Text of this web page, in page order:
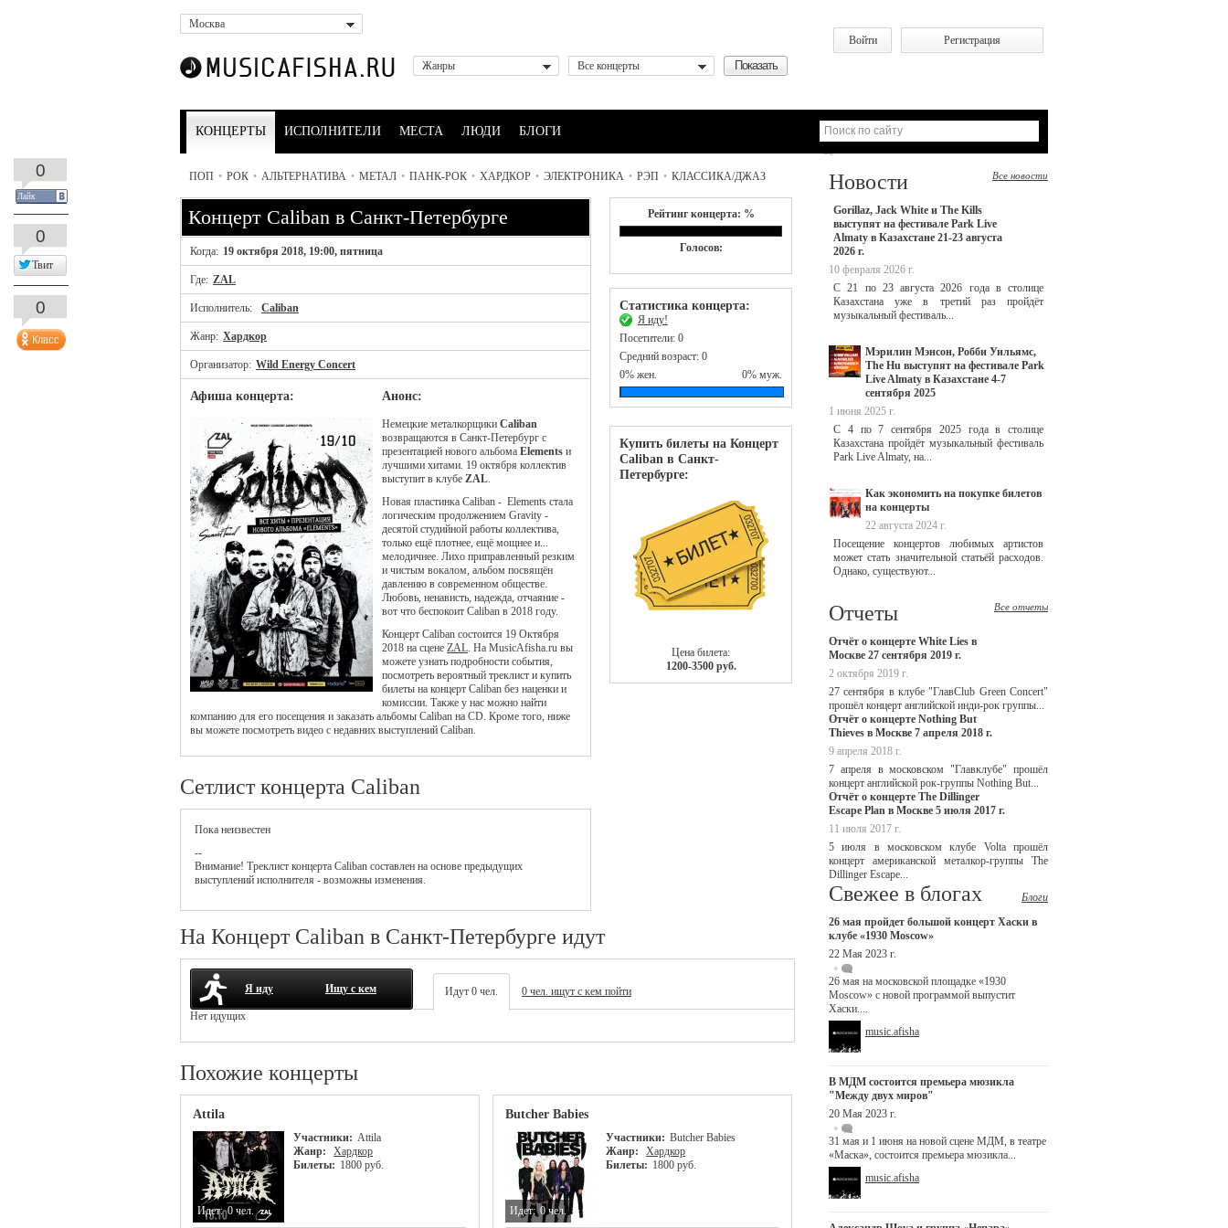
Москва
Войти
Регистрация
Жанры
Все концерты
КОНЦЕРТЫ ИСПОЛНИТЕЛИ МЕСТА ЛЮДИ БЛОГИ
ПОП • РОК • АЛЬТЕРНАТИВА • МЕТАЛ • ПАНК-РОК • ХАРДКОР • ЭЛЕКТРОНИКА • РЭП • КЛАССИКА/ДЖАЗ
Рейтинг концерта: %
Голосов:
Статистика концерта:
Я иду!
Посетители: 0
Средний возраст: 0
0% жен.
0% муж.
Купить билеты на Концерт
Caliban в Санкт-
Петербурге:
Цена билета:
1200-3500 руб.
Концерт Caliban в Санкт-Петербурге
Когда: 19 октября 2018, 19:00, пятница
Где: ZAL
Исполнитель: Caliban
Жанр: Хардкор
Организатор: Wild Energy Concert
Афиша концерта: Анонс:
Немецкие металкорщики Caliban
возвращаются в Санкт-Петербург с
презентацией нового альбома Elements и
лучшими хитами. 19 октября коллектив
выступит в клубе ZAL.
Новая пластинка Caliban - Elements стала
логическим продолжением Gravity -
десятой студийной работы коллектива,
только ещё плотнее, ещё мощнее и...
мелодичнее. Лихо приправленный резким
и чистым вокалом, альбом посвящён
давлению в современном обществе.
Любовь, ненависть, надежда, отчаяние -
вот что беспокоит Caliban в 2018 году.
Концерт Caliban состоится 19 Октября
2018 на сцене ZAL. На MusicAfisha.ru вы
можете узнать подробности события,
посмотреть вероятный треклист и купить
билеты на концерт Caliban без наценки и
комиссии. Также у нас можно найти
компанию для его посещения и заказать альбомы Caliban на CD. Кроме того, ниже
вы можете посмотреть видео с недавних выступлений Caliban.
Сетлист концерта Caliban
Пока неизвестен
--
Внимание! Треклист концерта Caliban составлен на основе предыдущих
выступлений исполнителя - возможны изменения.
На Концерт Caliban в Санкт-Петербурге идут
Я иду Ищу с кем Идут 0 чел.
0 чел. ищут с кем пойти
Нет идущих
Похожие концерты
Attila
Участники: Attila
Жанр:
Хардкор
Билеты: 1800 руб.
Идет: 0 чел.
Butcher Babies
Участники: Butcher Babies
Жанр:
Хардкор
Билеты: 1800 руб.
Идет: 0 чел.
Новости Все новости
Gorillaz, Jack White и The Kills
выступят на фестивале Park Live
Almaty в Казахстане 21-23 августа
2026 г.
10 февраля 2026 г.
С 21 по 23 августа 2026 года в столице
Казахстана уже в третий раз пройдёт
музыкальный фестиваль...
Мэрилин Мэнсон, Робби Уильямс,
The Hu выступят на фестивале Park
Live Almaty в Казахстане 4-7
сентября 2025
1 июня 2025 г.
С 4 по 7 сентября 2025 года в столице
Казахстана пройдёт музыкальный фестиваль
Park Live Almaty, на...
Как экономить на покупке билетов
на концерты
22 августа 2024 г.
Посещение концертов любимых артистов
может стать значительной статьёй расходов.
Однако, существуют...
Отчеты Все отчеты
Отчёт о концерте White Lies в
Москве 27 сентября 2019 г.
2 октября 2019 г.
27 сентября в клубе "ГлавClub Green Concert"
прошёл концерт английской инди-рок группы...
Отчёт о концерте Nothing But
Thieves в Москве 7 апреля 2018 г.
9 апреля 2018 г.
7 апреля в московском "Главклубе" прошёл
концерт английской рок-группы Nothing But...
Отчёт о концерте The Dillinger
Escape Plan в Москве 5 июля 2017 г.
11 июля 2017 г.
5 июля в московском клубе Volta прошёл
концерт американской металкор-группы The
Dillinger Escape...
Свежее в блогах
Блоги
26 мая пройдет большой концерт Хаски в
клубе «1930 Moscow»
22 Мая 2023 г.
26 мая на московской площадке «1930
Moscow» с новой программой выпустит
Хаски....
music.afisha
В МДМ состоится премьера мюзикла
"Между двух миров"
20 Мая 2023 г.
31 мая и 1 июня на новой сцене МДМ, в театре
«Маска», состоится премьера мюзикла...
music.afisha
0
Лайк
0
Твит
0